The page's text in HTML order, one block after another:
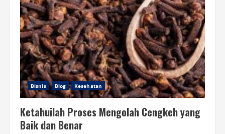
Bisnis Blog Kesehatan
Ketahuilah Proses Mengolah Cengkeh yang
Baik dan Benar